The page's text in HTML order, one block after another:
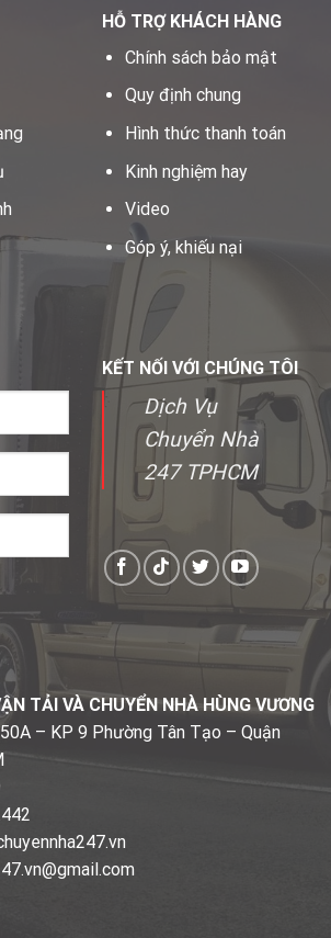
HỖ TRỢ KHÁCH HÀNG
Chính sách bảo mật
Quy định chung
Hình thức thanh toán
Kinh nghiệm hay
Video
Góp ý, khiếu nại
KẾT NỐI VỚI CHÚNG TÔI
Dịch Vụ
Chuyển Nhà
247 TPHCM
TẢI VÀ CHUYỂN NHÀ HÙNG VƯƠNG
– KP 9 Phường Tân Tạo – Quận